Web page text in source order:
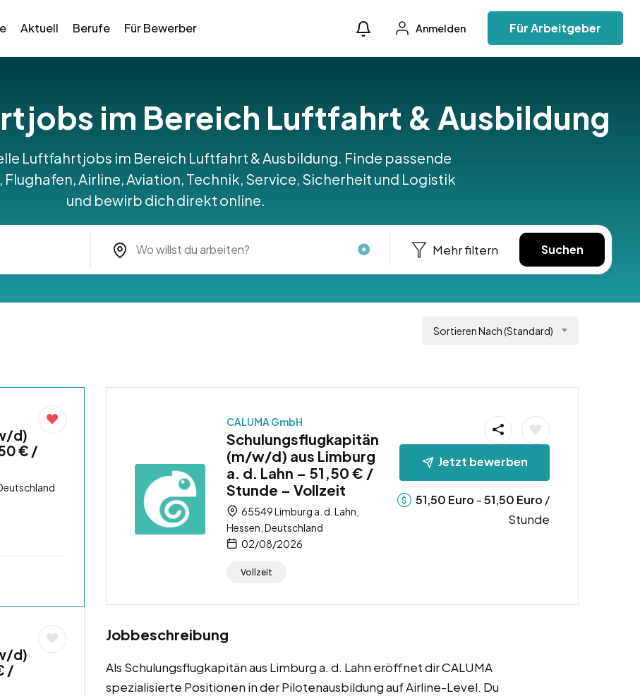
Aktuell Berufe Für Bewerber Anmelden Für Arbeitgeber
im Bereich Luftfahrt & Ausbildung
Luftfahrtjobs im Bereich Luftfahrt & Ausbildung. Finde passende
Airline, Aviation, Technik, Service, Sicherheit und Logistik
und bewirb dich direkt online.
Mehr filtern Suchen
Sortieren Nach (Standard)
d)
€ /
d)
/
CALUMA GmbH
Schulungsflugkapitän
(m/w/d) aus Limburg
a. d. Lahn – 51,50 € /
Stunde – Vollzeit
65549 Limburg a. d. Lahn,
Hessen, Deutschland
02/08/2026
Vollzeit
Jetzt bewerben
51,50 Euro -51,50 Euro /
Stunde
Jobbeschreibung
Als Schulungsflugkapitän aus Limburg a. d. Lahn eröffnet dir CALUMA
spezialisierte Positionen in der Pilotenausbildung auf Airline-Level. Du